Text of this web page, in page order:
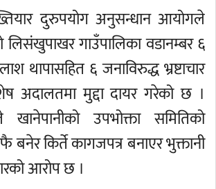
दुरुपयोग अनुसन्धान आयोगले
लिसंखुपाखर गाउँपालिका वडानम्बर ६
थापासहित ६ जनाविरुद्ध भ्रष्टाचार
अदालतमा मुद्दा दायर गरेको छ ।
खानेपानीको उपभोक्ता समितिको
किर्ते कागजपत्र बनाएर भुक्तानी
आरोप छ ।